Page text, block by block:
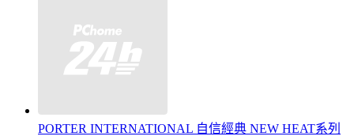
PORTER INTERNATIONAL 自信經典 NEW HEAT系列